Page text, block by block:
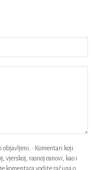
objavljeni. • Komentari koji
vjerskoj, rasnoj osnovi, kao i
komentara vodite računa o